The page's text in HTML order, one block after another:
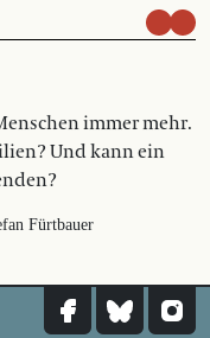
immer mehr.
Und kann ein
Fürtbauer